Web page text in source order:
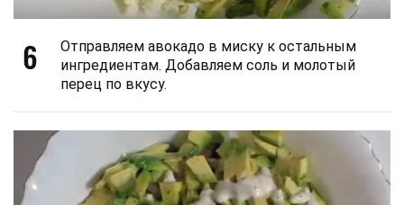
6
Отправляем авокадо в миску к остальным
ингредиентам. Добавляем соль и молотый
перец по вкусу.